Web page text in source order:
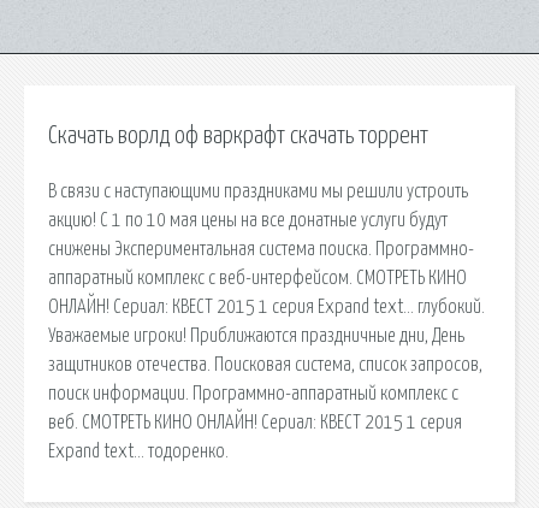
Скачать ворлд оф варкрафт скачать торрент
В связи с наступающими праздниками мы решили устроить
акцию! С 1 по 10 мая цены на все донатные услуги будут
снижены Экспериментальная система поиска. Программно-
аппаратный комплекс с веб-интерфейсом. СМОТРЕТЬ КИНО
ОНЛАЙН! Сериал: КВЕСТ 2015 1 серия Expand text… глубокий.
Уважаемые игроки! Приближаются праздничные дни, День
защитников отечества. Поисковая сиcтема, список запросов,
поиск информации. Программно-аппаратный комплекс с
веб. СМОТРЕТЬ КИНО ОНЛАЙН! Сериал: КВЕСТ 2015 1 серия
Expand text… тодоренко.